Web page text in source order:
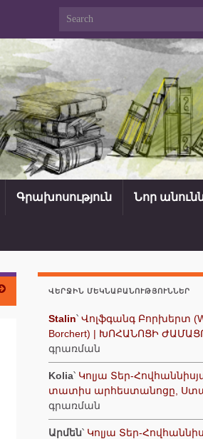
Search for:
Գրախոսություն Նոր
ՎԵՐՋԻՆ ՄԵԿՆԱԲԱՆՈՒԹՅՈՒՆՆԵՐ
Stalin՝ Վոլֆգանգ Բորխերտ
Borchert) | ԽՈՀԱՆՈՑԻ
գրառման
Kolia՝ Կոլյա Տեր-
տատիս արհեստանոցը,
գրառման
Արմեն՝ Կոլյա Տեր-